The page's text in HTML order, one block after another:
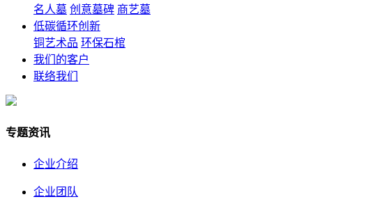
名人墓 创意墓碑 商艺墓
低碳循环创新
铜艺术品 环保石棺
我们的客户
联络我们
专题资讯
企业介绍
企业团队